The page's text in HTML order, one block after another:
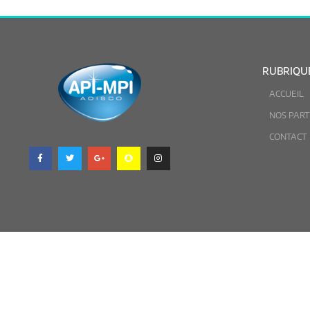
ACCUEIL
NOS
CONTACT